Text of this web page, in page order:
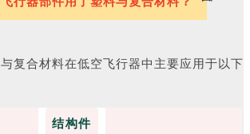
复合材料在低空飞行器中主要应用于以下
结构件